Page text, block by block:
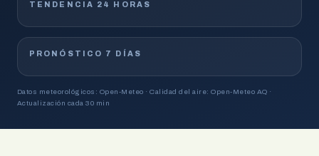
TENDENCIA 24 HORAS
PRONÓSTICO 7 DÍAS
Datos meteorológicos: Open-Meteo · Calidad del aire: Open-Meteo AQ ·
Actualización cada 30 min